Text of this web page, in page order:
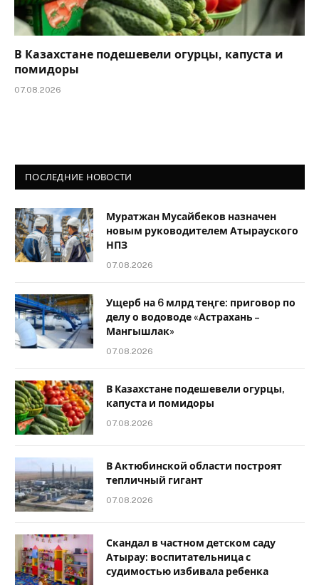
В Казахстане подешевели огурцы, капуста и
помидоры
07.08.2026
ПОСЛЕДНИЕ НОВОСТИ
Муратжан Мусайбеков назначен
новым руководителем Атырауского
НПЗ
07.08.2026
Ущерб на 6 млрд теңге: приговор по
делу о водоводе «Астрахань –
Мангышлак»
07.08.2026
В Казахстане подешевели огурцы,
капуста и помидоры
07.08.2026
В Актюбинской области построят
тепличный гигант
07.08.2026
Скандал в частном детском саду
Атырау: воспитательница с
судимостью избивала ребенка